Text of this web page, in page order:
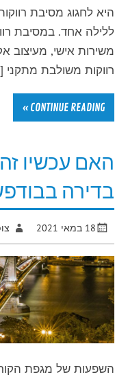
היא לחגוג מסיבת
ללילה אחד. במסיבת
משירות אישי, מעיצוב
רווקות משולבת מתקני
CONTINUE READING »
האם עכשיו
בדירה
18 במאי 2021
השפעות של מגפת